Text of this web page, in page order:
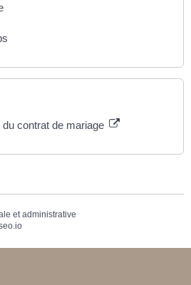
contrat de mariage
et administrative